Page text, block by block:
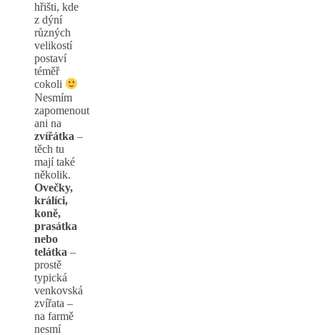
hřišti, kde
z dýní
různých
velikostí
postaví
téměř
cokoli
Nesmím
zapomenout
ani na
zvířátka –
těch tu
mají také
několik.
Ovečky,
králíci,
koně,
prasátka
nebo
telátka –
prostě
typická
venkovská
zvířata –
na farmě
nesmí